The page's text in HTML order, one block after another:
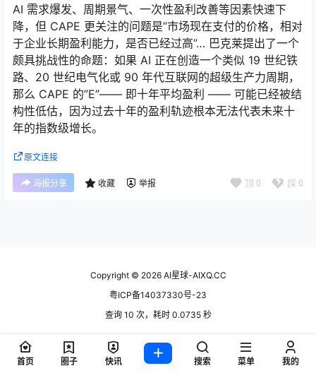
AI 需求爆发、周期景气、一次性盈利改善等因素快速下
降，但 CAPE 更关注的问题是”市场现在支付的价格，相对
于企业长期盈利能力，是否已经过高”… 巴克莱提出了一个
颇具挑战性的命题：如果 AI 正在创造一个类似 19 世纪铁
路、20 世纪电气化或 90 年代互联网的超级生产力周期，
那么 CAPE 的”E”—— 即十年平均盈利 —— 可能已经被结
构性低估，因为过去十年的盈利轨迹根本无法代表未来十
年的指数级增长。
原文连接
海报分享 收藏 举报 顶 0 踩 0
Copyright © 2026AI星球-AIXQ.CC
粤ICP备14037330号-23
查询 10 次，耗时 0.0735 秒
首页 圈子 快讯 搜索 菜单 我的